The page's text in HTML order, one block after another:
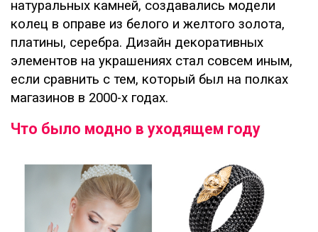
натуральных камней, создавались модели
колец в оправе из белого и желтого золота,
платины, серебра. Дизайн декоративных
элементов на украшениях стал совсем иным,
если сравнить с тем, который был на полках
магазинов в 2000-х годах.
Что было модно в уходящем году